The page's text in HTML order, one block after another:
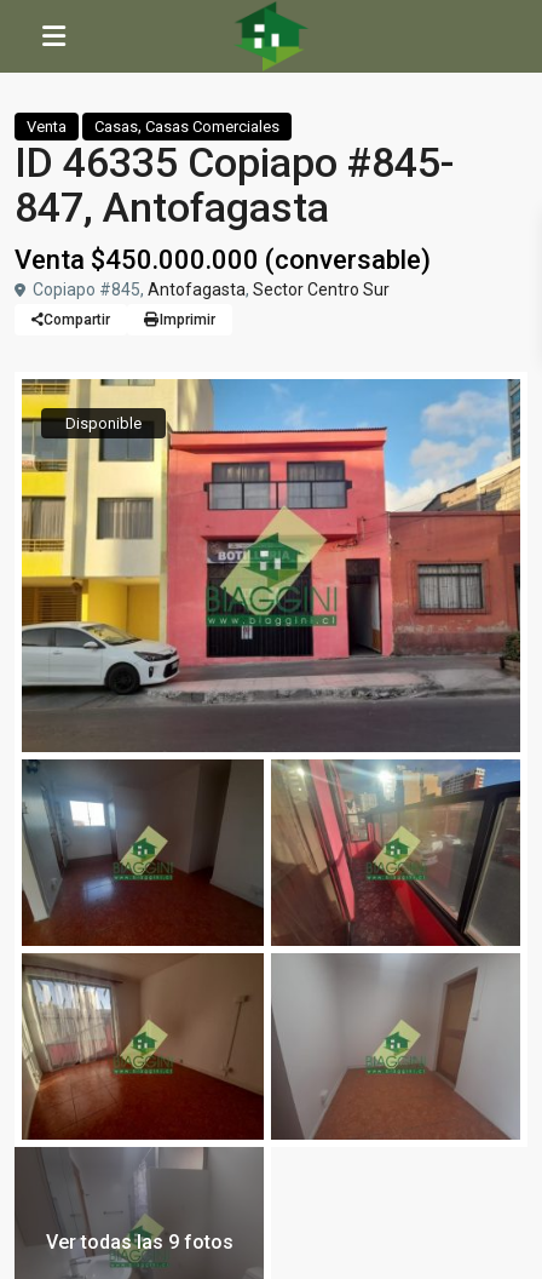
Inicio
Casas Comerciales
ID 46335 Copiapo #845-847, Antofagasta
Venta Casas, Casas Comerciales
ID 46335 Copiapo #845-
847, Antofagasta
Venta $450.000.000 (conversable)
Copiapo #845, Antofagasta, Sector Centro Sur
Compartir Imprimir
Disponible
Ver todas las 9 fotos